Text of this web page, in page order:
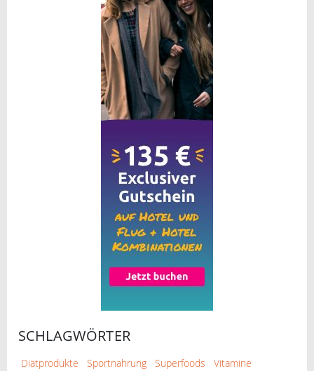
SCHLAGWÖRTER
Diätprodukte Sportnahrung Superfoods
Vitamine